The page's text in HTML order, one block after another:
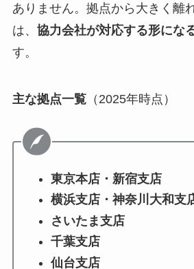
ありません。拠点から大きく離
は、 協力会社が対応する形にな
す。
主な拠点一覧（2025年時点）
東京本店・新宿支店
横浜支店・神奈川大和支
さいたま支店
千葉支店
仙台支店